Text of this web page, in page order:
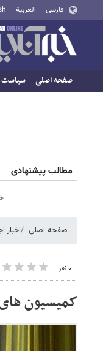
فارسی العربية
صفحه اصلی سیاست
مطالب پیشنهادی
صفحه اصلی اخبار
۰ نفر
کمیسیون های